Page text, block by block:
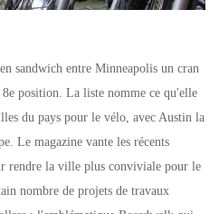
sandwich entre Minneapolis un cran
8e position. La liste nomme ce qu'elle
du pays pour le vélo, avec Austin la
Le magazine vante les récents
rendre la ville plus conviviale pour le
nombre de projets de travaux